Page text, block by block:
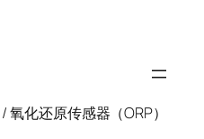
/ 氧化还原传感器（ORP）